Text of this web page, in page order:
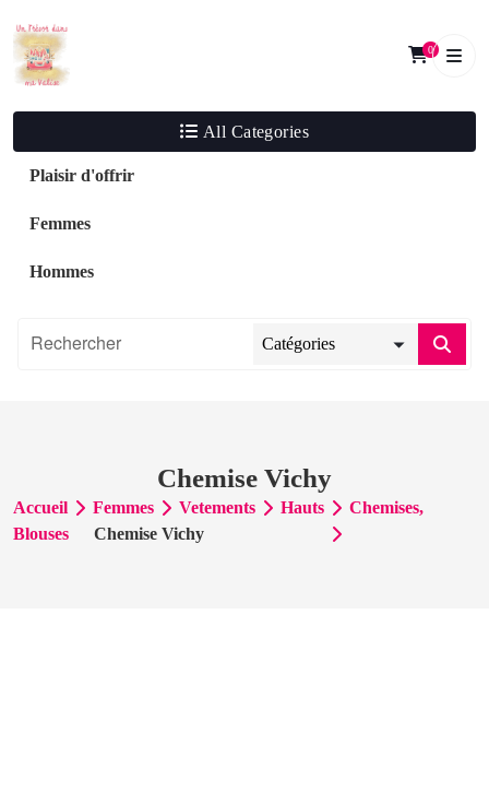
content
0
All Categories
Plaisir d'offrir
Femmes
Hommes
Chemise Vichy
Accueil Femmes Vetements Hauts
Chemises,
Blouses
Chemise Vichy